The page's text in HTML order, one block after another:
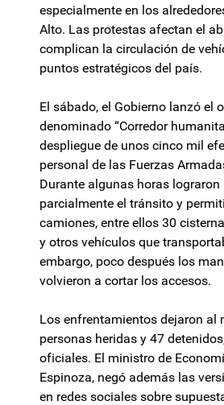
especialmente en los
Alto. Las protestas afectan el
complican la circulación de
puntos estratégicos del país.
El sábado, el Gobierno lanzó el
denominado “Corredor
despliegue de unos cinco mil
personal de las Fuerzas
Durante algunas horas
parcialmente el tránsito y
camiones, entre ellos 30
y otros vehículos que
embargo, poco después los
volvieron a cortar los accesos.
Los enfrentamientos dejaron al
personas heridas y 47
oficiales. El ministro de
Espinoza, negó además las
en redes sociales sobre